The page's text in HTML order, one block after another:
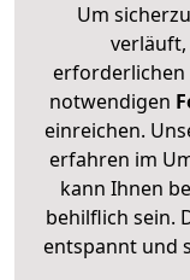
Um
verläuft,
erforderlichen
notwendigen
einreichen.
erfahren im
kann Ihnen
behilflich sein.
entspannt und